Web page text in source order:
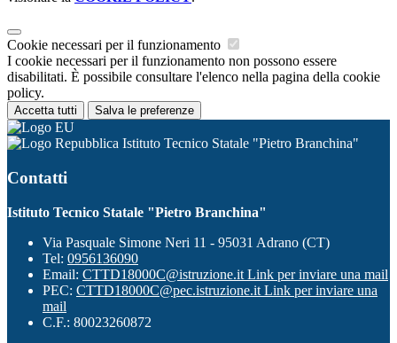
Cookie necessari per il funzionamento
I cookie necessari per il funzionamento non possono essere
disabilitati. È possibile consultare l'elenco nella pagina della cookie
policy.
Accetta tutti Salva le preferenze
Istituto Tecnico Statale "Pietro Branchina"
Contatti
Istituto Tecnico Statale "Pietro Branchina"
Via Pasquale Simone Neri 11 - 95031 Adrano (CT)
Tel: 0956136090
Email: CTTD18000C@istruzione.it Link per inviare una mail
PEC: CTTD18000C@pec.istruzione.it Link per inviare una
mail
C.F.: 80023260872